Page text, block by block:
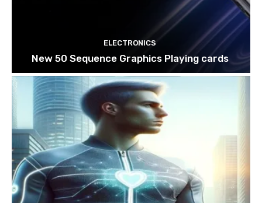
ELECTRONICS
New 50 Sequence Graphics Playing cards